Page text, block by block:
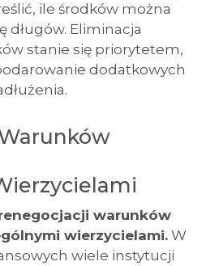
ile środków można
długów. Eliminacja
stanie się priorytetem,
dodatkowych
warunków
wierzycielami. W
wiele instytucji